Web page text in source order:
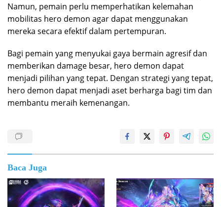
Namun, pemain perlu memperhatikan kelemahan
mobilitas hero demon agar dapat menggunakan
mereka secara efektif dalam pertempuran.
Bagi pemain yang menyukai gaya bermain agresif dan
memberikan damage besar, hero demon dapat
menjadi pilihan yang tepat. Dengan strategi yang tepat,
hero demon dapat menjadi aset berharga bagi tim dan
membantu meraih kemenangan.
Baca Juga